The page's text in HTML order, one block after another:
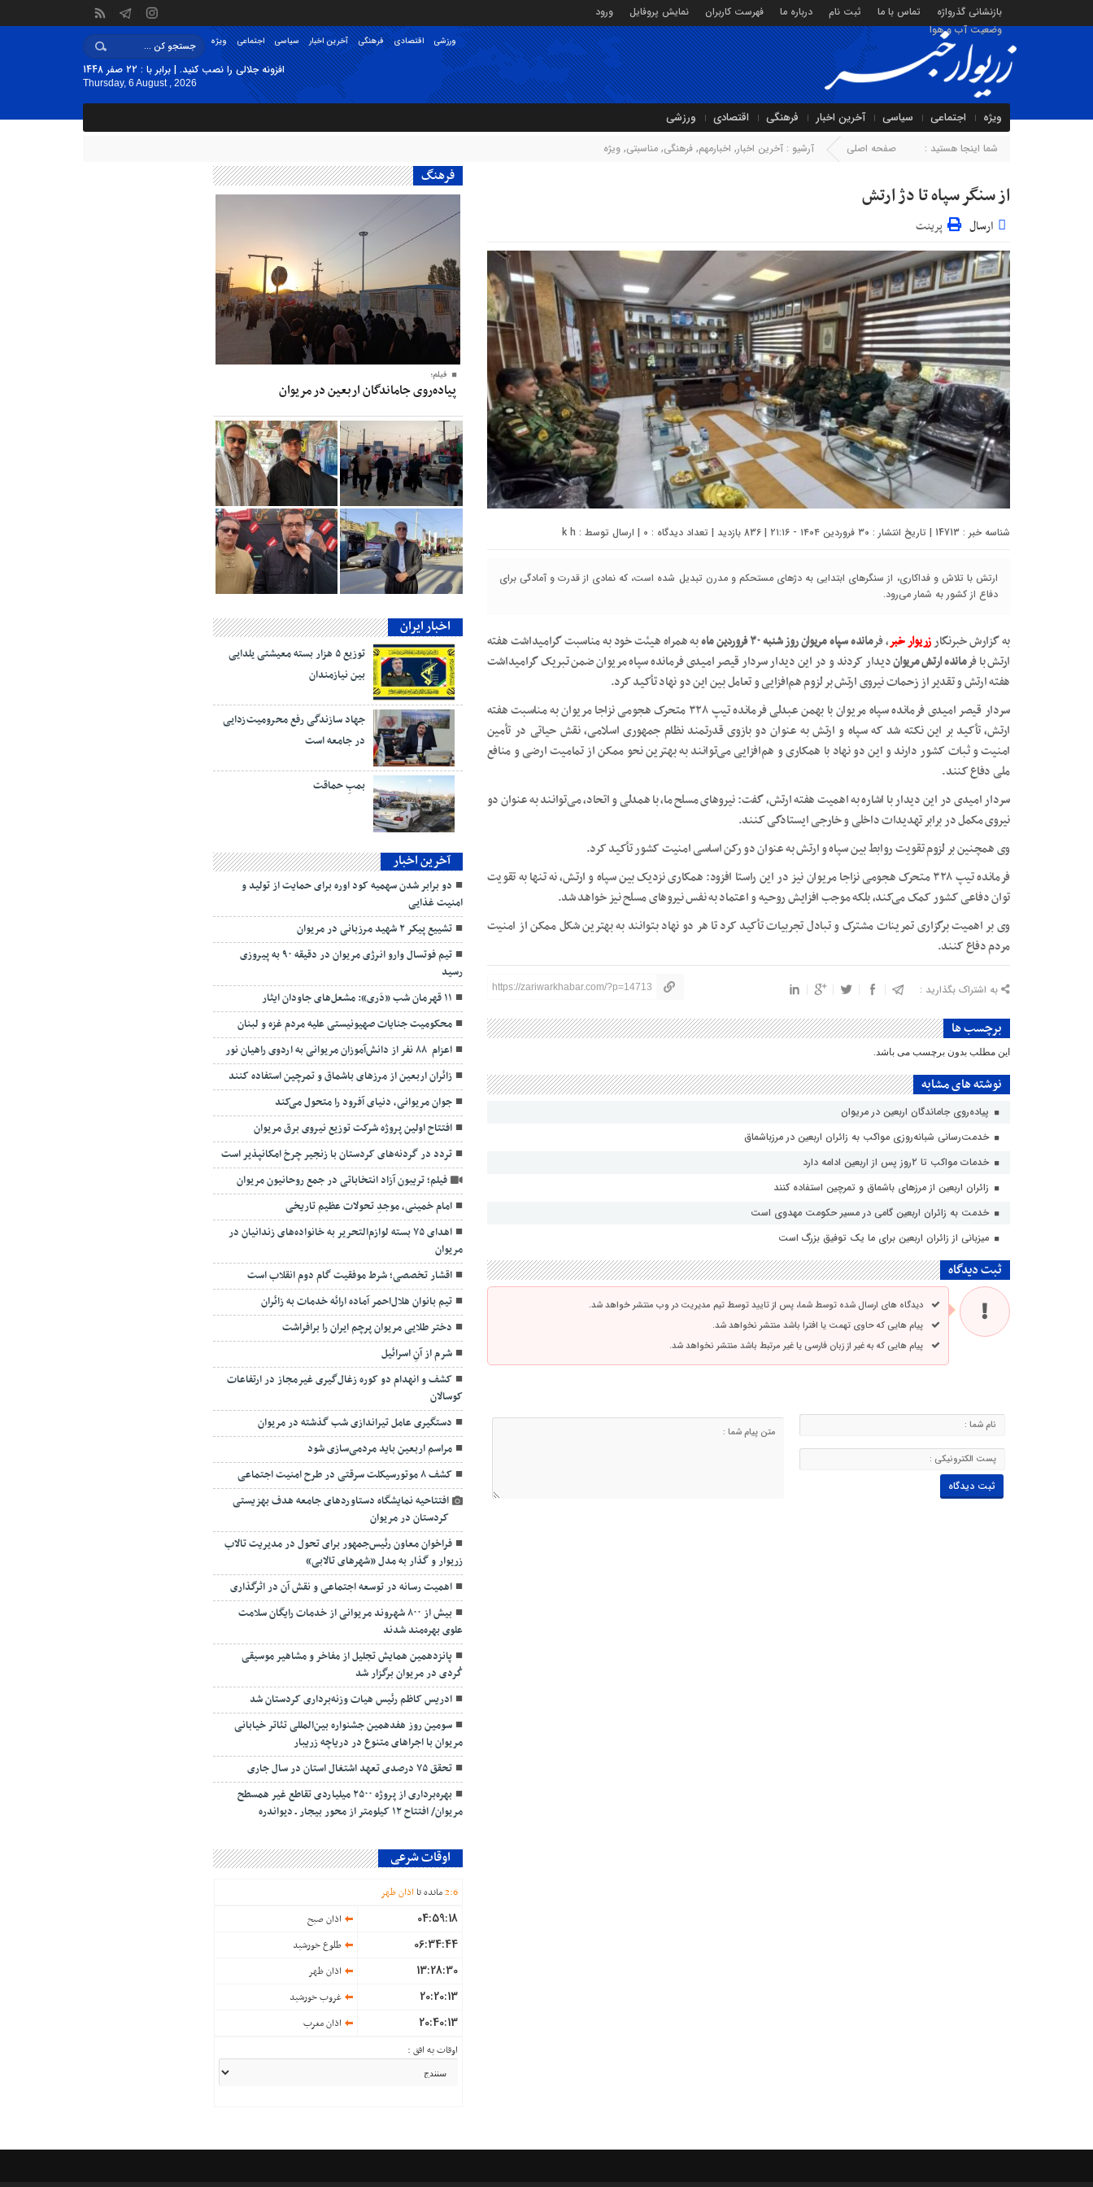
بازنشانی گذرواژه تماس با ما ثبت نام درباره ما فهرست کاربران نمایش پروفایل
ورود
وضعیت آب و هوا
ویژه اجتماعی سیاسی آخرین اخبار فرهنگی اقتصادی ورزشی
افزونه جلالی را نصب کنید. | برابر با : 22 صفر 1448
Thursday, 6 August , 2026
ویژه اجتماعی سیاسی آخرین اخبار فرهنگی اقتصادی ورزشی
شما اینجا هستید : صفحه اصلی آرشیو : آخرین اخبار, اخبارمهم, فرهنگی, مناسبتی, ویژه
از سنگر سپاه تا دژ ارتش
ارسال پرینت
شناسه خبر : 14713 | تاریخ انتشار : ۳۰ فروردین ۱۴۰۴ - ۲۱:۱۶ | 836 بازدید | تعداد دیدگاه : 0 | ارسال توسط : k h
ارتش با تلاش و فداکاری، از سنگرهای ابتدایی به دژهای مستحکم و مدرن تبدیل شده است، که نمادی از قدرت و آمادگی برای
دفاع از کشور به شمار می‌رود.
به گزارش خبرنگارزریوار خبر، فرمانده سپاه مریوان روز شنبه ۳۰ فروردین ماه
به همراه هیئت خود به مناسبت گرامیداشت هفته
ارتش با فرمانده ارتش مریواندیدار کردند و در این دیدار سردار قیصر امیدی فرمانده سپاه مریوان ضمن تبریک گرامیداشت
هفته ارتش و تقدیر از زحمات نیروی ارتش بر لزوم هم‌افزایی و تعامل بین این دو نهاد تأکید کرد.
سردار قیصر امیدی فرمانده سپاه مریوان با بهمن عبدلی فرمانده تیپ ۳۲۸ متحرک هجومی نزاجا مریوان به مناسبت هفته
ارتش، تأکید بر این نکته شد که سپاه و ارتش به عنوان دو بازوی قدرتمند نظام جمهوری اسلامی، نقش حیاتی در تأمین
امنیت و ثبات کشور دارند و این دو نهاد با همکاری و هم‌افزایی می‌توانند به بهترین نحو ممکن از تمامیت ارضی و منافع
ملی دفاع کنند.
سردار امیدی در این دیدار با اشاره به اهمیت هفته ارتش، گفت: نیروهای مسلح ما، با همدلی و اتحاد، می‌توانند به عنوان دو
نیروی مکمل در برابر تهدیدات داخلی و خارجی ایستادگی کنند.
وی همچنین بر لزوم تقویت روابط بین سپاه و ارتش به عنوان دو رکن اساسی امنیت کشور تأکید کرد.
فرمانده تیپ ۳۲۸ متحرک هجومی نزاجا مریوان نیز در این راستا افزود: همکاری نزدیک بین سپاه و ارتش، نه تنها به تقویت
توان دفاعی کشور کمک می‌کند، بلکه موجب افزایش روحیه و اعتماد به نفس نیروهای مسلح نیز خواهد شد.
وی بر اهمیت برگزاری تمرینات مشترک و تبادل تجربیات تأکید کرد تا هر دو نهاد بتوانند به بهترین شکل ممکن از امنیت
مردم دفاع کنند.
به اشتراک بگذارید : https://zariwarkhabar.com/?p=14713
برچسب ها
این مطلب بدون برچسب می باشد.
نوشته های مشابه
پیاده‌روی جاماندگان اربعین در مریوان
خدمت‌رسانی شبانه‌روزی مواکب به زائران اربعین در مرزباشماق
خدمات مواکب تا ۲روز پس از اربعین ادامه دارد
زائران اربعین از مرزهای باشماق و تمرچین استفاده کنند
خدمت به زائران اربعین گامی در مسیر حکومت مهدوی است
میزبانی از زائران اربعین برای ما یک توفیق بزرگ است
ثبت دیدگاه
دیدگاه های ارسال شده توسط شما، پس از تایید توسط تیم مدیریت در وب منتشر خواهد شد.
پیام هایی که حاوی تهمت یا افترا باشد منتشر نخواهد شد.
پیام هایی که به غیر از زبان فارسی یا غیر مرتبط باشد منتشر نخواهد شد.
فرهنگ
فیلم؛
پیاده‌روی جاماندگان اربعین در مریوان
اخبار ایران
توزیع ۵ هزار بسته معیشتی یلدایی
بین نیازمندان
جهاد سازندگی رفع محرومیت‌زدایی
در جامعه است
بمبِ حماقت
آخرین اخبار
دو برابر شدن سهمیه کود اوره برای حمایت از تولید و
امنیت غذایی
تشييع پیکر ۲ شهید مرزبانی در مریوان
تیم فوتسال وارو انرژی مریوان در دقیقه ۹۰ به پیروزی
رسید
۱۱ قهرمان شب «دَری»: مشعل‌های جاودان ایثار
محکومیت جنایات صهیونیستی علیه مردم غزه و لبنان
اعزام ۸۸ نفر از دانش‌آموزان مریوانی به اردوی راهیان نور
زائران اربعین از مرزهای باشماق و تمرچین استفاده کنند
جوان مریوانی، دنیای آفرود را متحول می‌کند
افتتاح اولین پروژه شرکت توزیع نیروی برق مریوان
تردد در گردنه‌های کردستان با زنجیر چرخ امکانپذیر است
فیلم؛ تریبون آزاد انتخاباتی در جمع روحانیون مریوان
امام خمینی، موجدِ تحولات عظیم تاریخی
اهدای ۷۵ بسته لوازم‌التحریر به خانواده‌های زندانیان در
مریوان
اقشار تخصصی؛ شرط موفقیت گام دوم انقلاب است
تیم بانوان هلال‌احمر آماده ارائه خدمات به زائران
دختر طلایی مریوان پرچم ایران را برافراشت
شرم از آنِ اسرائیل
کشف و انهدام دو کوره زغال‌گیری غیرمجاز در ارتفاعات
کوسالان
دستگیری عامل تیراندازی شب گذشته در مریوان
مراسم اربعین باید مردمی‌سازی شود
کشف ۸ موتورسیکلت سرقتی در طرح امنیت اجتماعی
افتتاحیه نمایشگاه دستاوردهای جامعه هدف بهزیستی
کردستان در مریوان
فراخوان معاون رئیس‌جمهور برای تحول در مدیریت تالاب
زریوار و گذار به مدل «شهرهای تالابی»
اهمیت رسانه در توسعه اجتماعی و نقش آن در اثرگذاری
بیش از ۸۰۰ شهروند مریوانی از خدمات رایگان سلامت
علوی بهره‌مند شدند
پانزدهمین همایش تجلیل از مفاخر و مشاهیر موسیقی
کُردی در مریوان برگزار شد
ادریس کاظم رئیس هیات وزنه‌برداری کردستان شد
سومین روز هفدهمین جشنواره بین‌المللی تئاتر خیابانی
مریوان با اجراهای متنوع در دریاچه زریبار
تحقق ۷۵ درصدی تعهد اشتغال استان در سال جاری
بهره‌برداری از پروژه ۲۵۰۰ میلیاردی تقاطع غیر همسطح
مریوان/ افتتاح ۱۲ کیلومتر از محور بیجار ـ دیواندره
اوقات شرعی
2:6 مانده تا اذان ظهر
04:59:18 اذان صبح
06:34:44 طلوع خورشید
13:28:30 اذان ظهر
20:20:13 غروب خورشید
20:40:13
اذان مغرب
اوقات به افق :